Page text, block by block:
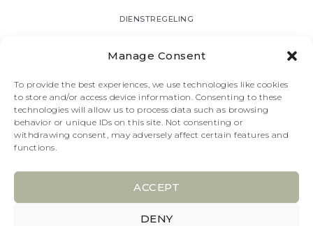
Manage Consent
To provide the best experiences, we use technologies like cookies
to store and/or access device information. Consenting to these
technologies will allow us to process data such as browsing
behavior or unique IDs on this site. Not consenting or
withdrawing consent, may adversely affect certain features and
functions.
ACCEPT
DENY
DIENSTREGELING
Maan t/m zo: 12:00 tot 23:00 uur.
Keuken:
12:00 tot 14:30 & 18:00 tot 22:00
Brunch:
Zondag om 10:30 of 13:00 uur